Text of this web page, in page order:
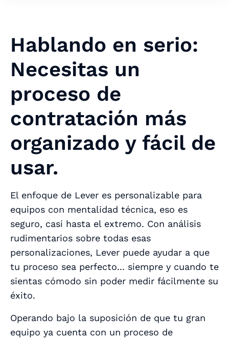
Hablando en serio:
Necesitas un
proceso de
contratación más
organizado y fácil de
usar.
El enfoque de Lever es personalizable para
equipos con mentalidad técnica, eso es
seguro, casi hasta el extremo. Con análisis
rudimentarios sobre todas esas
personalizaciones, Lever puede ayudar a que
tu proceso sea perfecto... siempre y cuando te
sientas cómodo sin poder medir fácilmente su
éxito.
Operando bajo la suposición de que tu gran
equipo ya cuenta con un proceso de